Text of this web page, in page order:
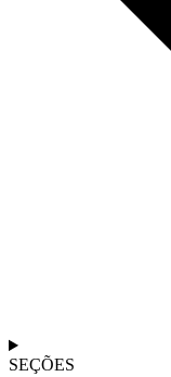
SEÇÕES